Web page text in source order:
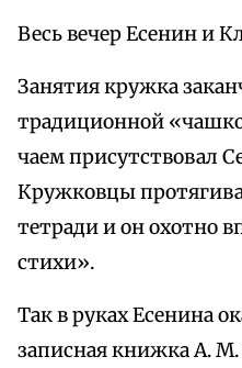
Весь вечер Есенин и
Занятия кружка
традиционной
чаем присутствовал
Кружковцы
тетради и он охотно
стихи».
Так в руках Есенина
записная книжка А.